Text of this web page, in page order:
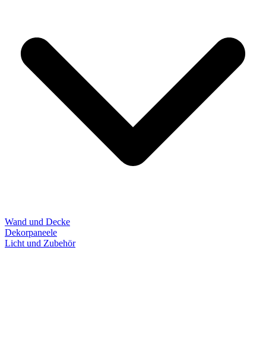
Wand und Decke
Dekorpaneele
Licht und Zubehör